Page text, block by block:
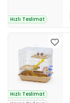
Hızlı Teslimat
Hızlı Teslimat